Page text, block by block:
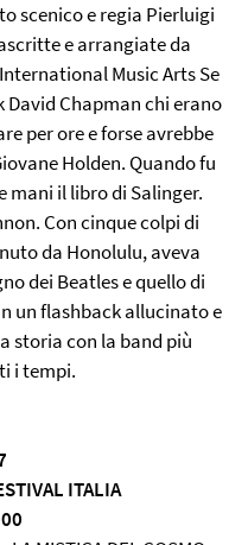
scenico e regia Pierluigi
e arrangiate da
Music Arts Se
David Chapman chi erano
per ore e forse avrebbe
Holden. Quando fu
mani il libro di Salinger.
Con cinque colpi di
da Honolulu, aveva
dei Beatles e quello di
un flashback allucinato e
storia con la band più
i tempi.
ITALIA